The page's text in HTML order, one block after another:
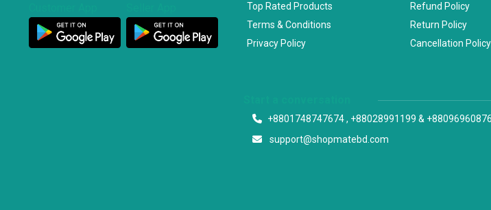
Top Rated Products
Terms & Conditions
Privacy Policy
Refund Policy
Return Policy
Cancellation Policy
+8801748747674 , +88028991199 &
support@shopmatebd.com